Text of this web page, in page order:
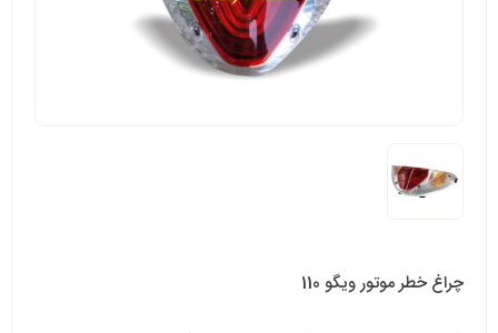
چراغ خطر موتور ویگو 110